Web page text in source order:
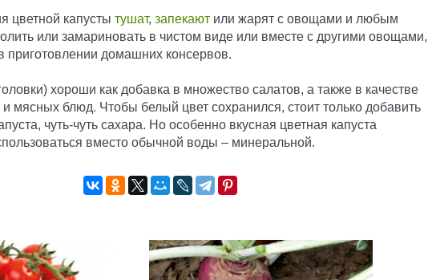
цветной капусты тушат, запекают или жарят с овощами и любым
или замариновать в чистом виде или вместе с другими овощами,
приготовлении домашних консервов.
хороши как добавка в множество салатов, а также в качестве
мясных блюд. Чтобы белый цвет сохранился, стоит только добавить
чуть-чуть сахара. Но особенно вкусная цветная капуста
вместо обычной воды – минеральной.